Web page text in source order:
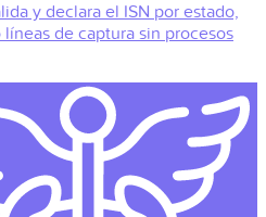
y declara el ISN por estado,
de captura sin procesos